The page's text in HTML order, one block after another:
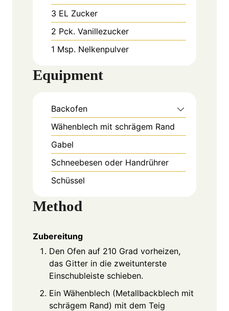
3 EL Zucker
2 Pck. Vanillezucker
1 Msp. Nelkenpulver
Equipment
Backofen
Wähenblech mit schrägem Rand
Gabel
Schneebesen oder Handrührer
Schüssel
Method
Zubereitung
Den Ofen auf 210 Grad vorheizen,
das Gitter in die zweitunterste
Einschubleiste schieben.
Ein Wähenblech (Metallbackblech mit
schrägem Rand) mit dem Teig